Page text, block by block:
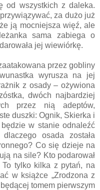
od wszystkich z daleka.
za dużo już
ją mocniejsza więź, ale
sama zabiega o
jej wiewiórkę.
przez gobliny
wyrusza na jej
z osady – ożywiona
dwóch najbardziej
przez nią adeptów,
duszki: Ognik, Skierka i
w stanie odnaleźć
osada została
Co się dzieje na
na sile? Kto podarował
To tylko kilka z pytań, na
w książce „Zrodzona z
tomem pierwszym